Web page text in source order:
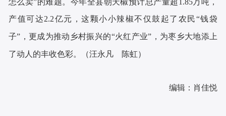
产值可达2.2亿元，这颗小小辣椒不仅鼓起了农民“钱袋
子”，更成为推动乡村振兴的“火红产业”，为枣乡大地添上
了动人的丰收色彩。（汪永凡 陈虹）
编辑：肖佳悦